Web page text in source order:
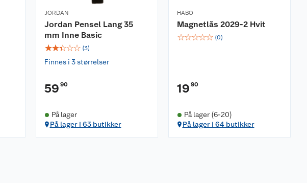
JORDAN
Jordan Pensel Lang 35
mm Inne Basic
☆☆☆☆☆ (3)
Finnes i 3 størrelser
59 90
På lager
På lager i 63 butikker
HABO
Magnetlås 2029-2 Hvit
☆☆☆☆☆ (0)
19 90
På lager (6-20)
På lager i 64 butikker